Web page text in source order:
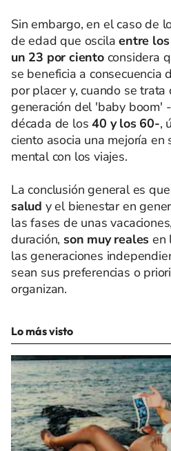
Sin embargo, en el caso de
de edad que oscilaentre
un 23 por cientoconsidera
se beneficia a consecuencia
por placer y, cuando se trata
generación del 'baby boom'
década de los 40 y los 60-,
ciento asocia una mejoría en
mental con los viajes.
La conclusión general es que
salud y el bienestar en
las fases de unas
duración, son muy reales en
las generaciones
sean sus preferencias o
organizan.
Lo más visto